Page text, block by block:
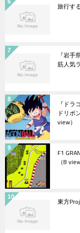
旅行す
『岩
筋人気
『ド
ドリボ
view）
F1
（8
東方